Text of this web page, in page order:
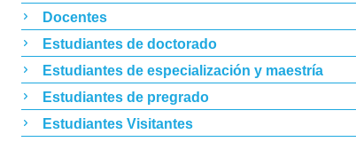
Docentes
Estudiantes de doctorado
Estudiantes de especialización y maestría
Estudiantes de pregrado
Estudiantes Visitantes